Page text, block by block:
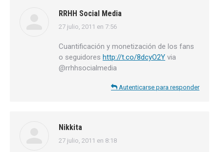
RRHH Social Media
dice:
27 julio, 2011 en 7:56
Cuantificación y monetización de los fans
o seguidores http://t.co/8dcyO2Y via
@rrhhsocialmedia
Autenticarse para responder
Nikkita
dice:
27 julio, 2011 en 8:18